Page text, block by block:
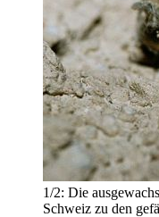
1/2: Die
Schweiz zu den